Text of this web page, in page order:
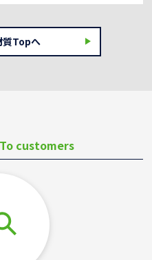
質Topへ
To customers